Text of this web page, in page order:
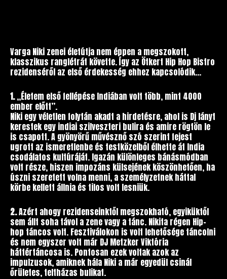
Varga Niki zenei életútja nem éppen a megszokott,
klasszikus ranglétrát követte. Így az Ötkert Hip Hop Bistro
rezidenséről az első érdekesség ehhez kapcsolódik…
1.,,Életem első fellépése Indiában volt több, mint 4000
ember előtt”.
Niki egy véletlen folytán akadt a hirdetésre, ahol is Dj lányt
kerestek egy indiai szilveszteri bulira és amire rögtön le
is csapott. A gyönyörű művésznő szó szerint fejest
ugrott az ismeretlenbe és testközelből élhette át India
csodálatos kultúráját. Igazán különleges bánásmódban
volt része, hiszen impozáns külsejének köszönhetően, ha
úszni szeretett volna menni, a személyzetnek háttal
körbe kellett állnia és tilos volt lesniük.
2.Azért ahogy rezidenseinktől megszokható, egyiküktől
sem állt soha távol a zene vagy a tánc. Nikita régen Hip-
hop táncos volt. Fesztiválokon is volt lehetősége táncolni
és nem egyszer volt már DJ Metzker Viktória
háttértáncosa is. Pontosan ezek voltak azok az
impulzusok, amiknek hála Niki a már egyedül csinál
őrületes, teltházas bulikat.